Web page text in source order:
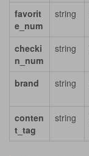
favorit
e_num
string
checki
n_num
string
brand string
conten
t_tag
string